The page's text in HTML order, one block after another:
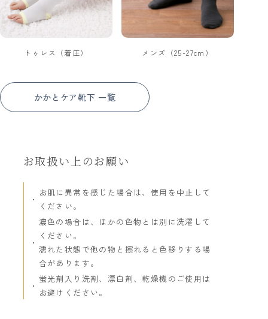
トゥレス（着圧） メンズ（25-27cm）
かかとケア靴下 一覧
お取扱い上のお願い
お肌に異常を感じた場合は、使用を中止して
ください。
濃色の場合は、ほかの色物とは別に洗濯して
ください。
濡れた状態で他の物と擦れると色移りする場
合があります。
蛍光剤入り洗剤、漂白剤、乾燥機のご使用は
お避けください。